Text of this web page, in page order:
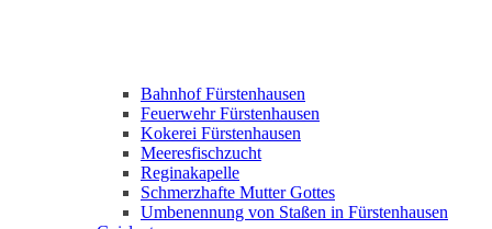
Bahnhof Fürstenhausen
Feuerwehr Fürstenhausen
Kokerei Fürstenhausen
Meeresfischzucht
Reginakapelle
Schmerzhafte Mutter Gottes
Umbenennung von Staßen in Fürstenhausen